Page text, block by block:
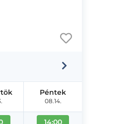
Péntek
08.14.
14:00